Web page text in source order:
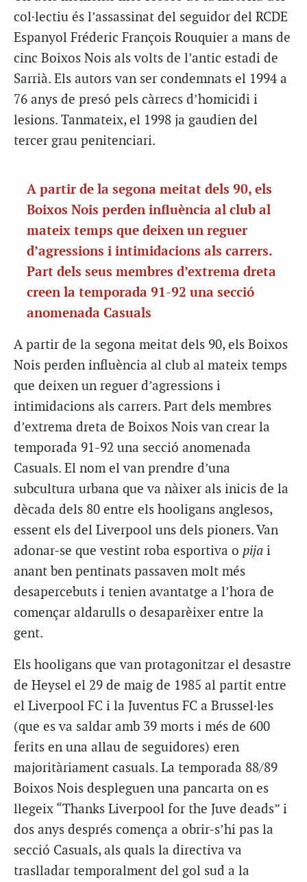
col·lectiu és l’assassinat del seguidor del RCDE
Espanyol Fréderic François Rouquier a mans de
cinc Boixos Nois als volts de l’antic estadi de
Sarrià. Els autors van ser condemnats el 1994 a
76 anys de presó pels càrrecs d’homicidi i
lesions. Tanmateix, el 1998 ja gaudien del
tercer grau penitenciari.
A partir de la segona meitat dels 90, els
Boixos Nois perden influència al club al
mateix temps que deixen un reguer
d’agressions i intimidacions als carrers.
Part dels seus membres d’extrema dreta
creen la temporada 91-92 una secció
anomenada Casuals
A partir de la segona meitat dels 90, els Boixos
Nois perden influència al club al mateix temps
que deixen un reguer d’agressions i
intimidacions als carrers. Part dels membres
d’extrema dreta de Boixos Nois van crear la
temporada 91-92 una secció anomenada
Casuals. El nom el van prendre d’una
subcultura urbana que va nàixer als inicis de la
dècada dels 80 entre els hooligans anglesos,
essent els del Liverpool uns dels pioners. Van
adonar-se que vestint roba esportiva o pija i
anant ben pentinats passaven molt més
desapercebuts i tenien avantatge a l’hora de
començar aldarulls o desaparèixer entre la
gent.
Els hooligans que van protagonitzar el desastre
de Heysel el 29 de maig de 1985 al partit entre
el Liverpool FC i la Juventus FC a Brussel·les
(que es va saldar amb 39 morts i més de 600
ferits en una allau de seguidores) eren
majoritàriament casuals. La temporada 88/89
Boixos Nois despleguen una pancarta on es
llegeix “Thanks Liverpool for the Juve deads” i
dos anys després comença a obrir-s’hi pas la
secció Casuals, als quals la directiva va
traslladar temporalment del gol sud a la